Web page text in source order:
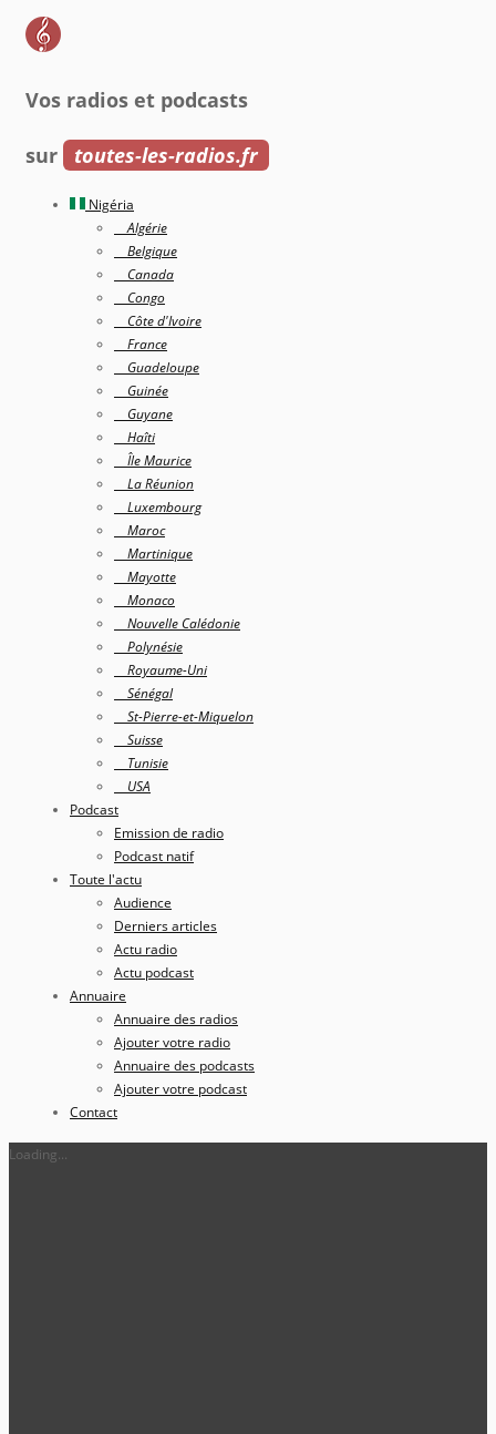
Vos radios et podcasts
sur toutes-les-radios.fr
Nigéria
Algérie
Belgique
Canada
Congo
Côte d'Ivoire
France
Guadeloupe
Guinée
Guyane
Haîti
Île Maurice
La Réunion
Luxembourg
Maroc
Martinique
Mayotte
Monaco
Nouvelle Calédonie
Polynésie
Royaume-Uni
Sénégal
St-Pierre-et-Miquelon
Suisse
Tunisie
USA
Podcast
Emission de radio
Podcast natif
Toute l'actu
Audience
Derniers articles
Actu radio
Actu podcast
Annuaire
Annuaire des radios
Ajouter votre radio
Annuaire des podcasts
Ajouter votre podcast
Contact
Loading...